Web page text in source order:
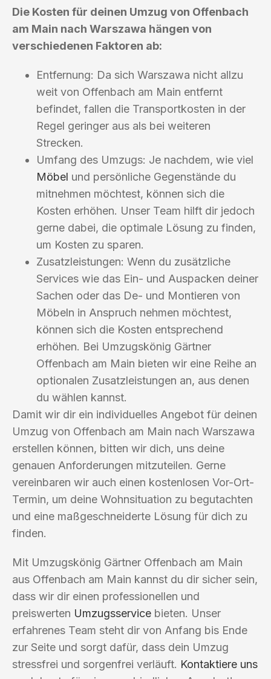
Die Kosten für deinen Umzug von Offenbach
am Main nach Warszawa hängen von
verschiedenen Faktoren ab:
Entfernung: Da sich Warszawa nicht allzu
weit von Offenbach am Main entfernt
befindet, fallen die Transportkosten in der
Regel geringer aus als bei weiteren
Strecken.
Umfang des Umzugs: Je nachdem, wie viel
Möbel und persönliche Gegenstände du
mitnehmen möchtest, können sich die
Kosten erhöhen. Unser Team hilft dir jedoch
gerne dabei, die optimale Lösung zu finden,
um Kosten zu sparen.
Zusatzleistungen: Wenn du zusätzliche
Services wie das Ein- und Auspacken deiner
Sachen oder das De- und Montieren von
Möbeln in Anspruch nehmen möchtest,
können sich die Kosten entsprechend
erhöhen. Bei Umzugskönig Gärtner
Offenbach am Main bieten wir eine Reihe an
optionalen Zusatzleistungen an, aus denen
du wählen kannst.
Damit wir dir ein individuelles Angebot für deinen
Umzug von Offenbach am Main nach Warszawa
erstellen können, bitten wir dich, uns deine
genauen Anforderungen mitzuteilen. Gerne
vereinbaren wir auch einen kostenlosen Vor-Ort-
Termin, um deine Wohnsituation zu begutachten
und eine maßgeschneiderte Lösung für dich zu
finden.
Mit Umzugskönig Gärtner Offenbach am Main
aus Offenbach am Main kannst du dir sicher sein,
dass wir dir einen professionellen und
preiswerten Umzugsservice bieten. Unser
erfahrenes Team steht dir von Anfang bis Ende
zur Seite und sorgt dafür, dass dein Umzug
stressfrei und sorgenfrei verläuft. Kontaktiere uns